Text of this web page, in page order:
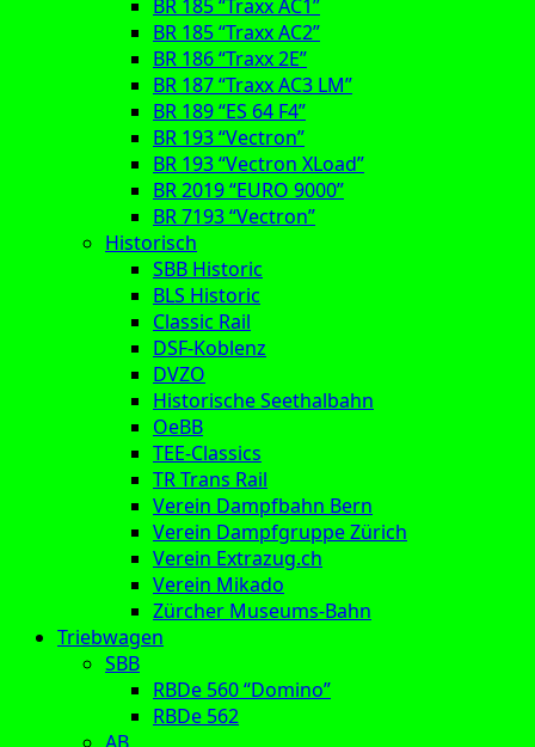
BR 185 “Traxx AC1”
BR 185 “Traxx AC2”
BR 186 “Traxx 2E”
BR 187 “Traxx AC3 LM”
BR 189 “ES 64 F4”
BR 193 “Vectron”
BR 193 “Vectron XLoad”
BR 2019 “EURO 9000”
BR 7193 “Vectron”
Historisch
SBB Historic
BLS Historic
Classic Rail
DSF-Koblenz
DVZO
Historische Seethalbahn
OeBB
TEE-Classics
TR Trans Rail
Verein Dampfbahn Bern
Verein Dampfgruppe Zürich
Verein Extrazug.ch
Verein Mikado
Zürcher Museums-Bahn
Triebwagen
SBB
RBDe 560 “Domino”
RBDe 562